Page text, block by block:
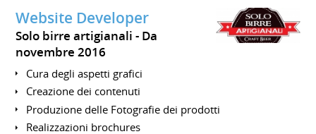
Website Developer
Solo birre artigianali
Da
novembre 2016
Cura degli aspetti grafici
Creazione dei contenuti
Produzione delle Fotografie dei prodotti
Realizzazioni brochures